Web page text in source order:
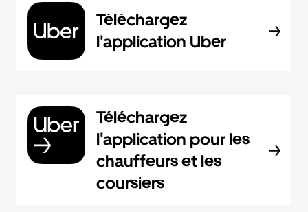
Téléchargez
l'application Uber
Téléchargez
l'application pour les
chauffeurs et les
coursiers